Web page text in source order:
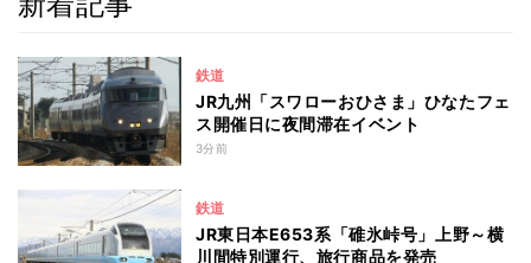
鉄道
JR九州「スワローおひさま」ひなたフェ
ス開催日に夜間滞在イベント
3分前
鉄道
JR東日本E653系「碓氷峠号」上野～横
川間特別運行、旅行商品を発売